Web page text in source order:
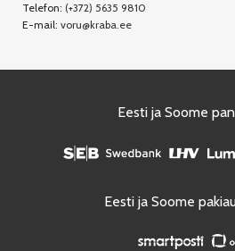
Telefon: (+372) 5635 9810
E-mail: voru@kraba.ee
Eesti ja Soome
Eesti ja Soome